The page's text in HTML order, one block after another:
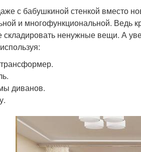
с бабушкиной стенкой вместо
и многофункциональной. Ведь
складировать ненужные вещи. А
диванов.